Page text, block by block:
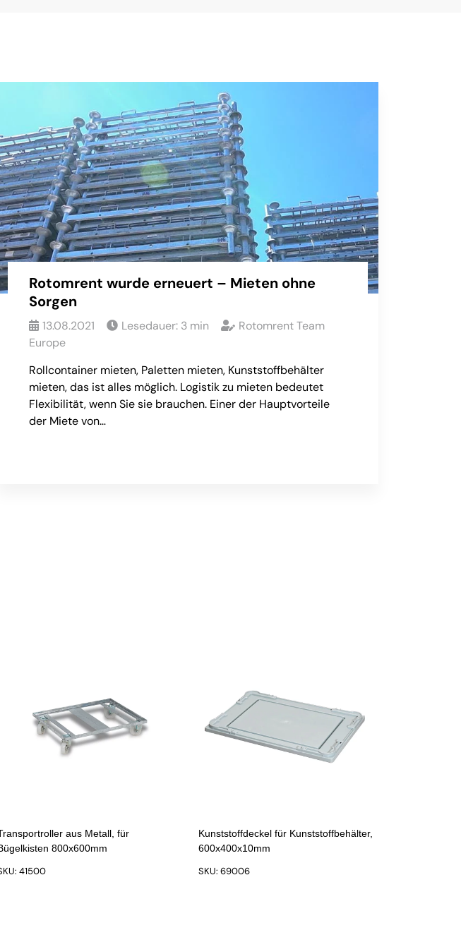
Rotomrent wurde erneuert – Mieten ohne
Sorgen
13.08.2021 Lesedauer: 3 min
Rotomrent Team
Europe
Rollcontainer mieten, Paletten mieten, Kunststoffbehälter
mieten, das ist alles möglich. Logistik zu mieten bedeutet
Flexibilität, wenn Sie sie brauchen. Einer der Hauptvorteile
der Miete von…
aus Metall, für
800x600mm
41500
Kunststoffdeckel für Kunststoffbehälter,
600x400x10mm
SKU: 69006